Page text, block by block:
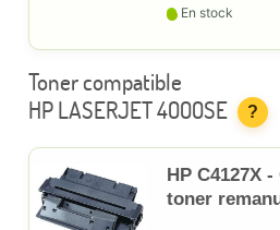
En stock
Toner compatible
HP LASERJET 4000SE
?
HP C4127X
toner